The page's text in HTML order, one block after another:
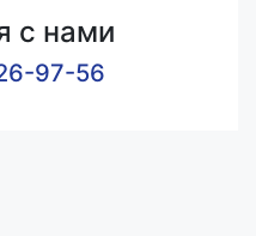
с нами
97-56